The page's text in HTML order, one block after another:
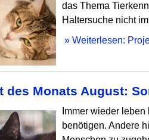
das Thema
Haltersuche nicht
» Weiterlesen:
des Monats August:
Immer wieder
benötigen. Andere